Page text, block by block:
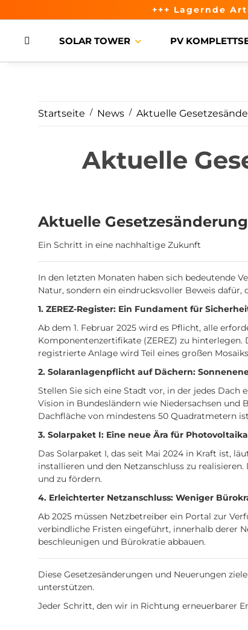
+++ Lagernde
SOLAR TOWER PV
Startseite News Aktuelle
Aktuelle
Aktuelle
Ein Schritt in eine nachhaltige Zukunft
In den letzten Monaten haben sich bedeutende
Natur, sondern ein eindrucksvoller Beweis dafür,
1. ZEREZ-Register: Ein Fundament für
Ab dem 1. Februar 2025 wird es Pflicht, alle
Komponentenzertifikate (ZEREZ) zu
registrierte Anlage wird Teil eines großen
2. Solaranlagenpflicht auf Dächern:
Stellen Sie sich eine Stadt vor, in der jedes Dach
Vision in Bundesländern wie Niedersachsen
Dachfläche von mindestens 50 Quadratmetern
3. Solarpaket I: Eine neue Ära für
Das Solarpaket I, das seit Mai 2024 in Kraft ist,
installieren und den Netzanschluss zu
und zu fördern.
4. Erleichterter Netzanschluss: Weniger
Ab 2025 müssen Netzbetreiber ein Portal zur
verbindliche Fristen eingeführt, innerhalb derer
beschleunigen und Bürokratie abbauen.
Diese Gesetzesänderungen und Neuerungen
unterstützen.
Jeder Schritt, den wir in Richtung erneuerbarer